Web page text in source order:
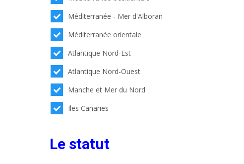
Méditerranée - Mer d'Alboran
Méditerranée orientale
Atlantique Nord-Est
Atlantique Nord-Ouest
Manche et Mer du Nord
Iles Canaries
Le statut